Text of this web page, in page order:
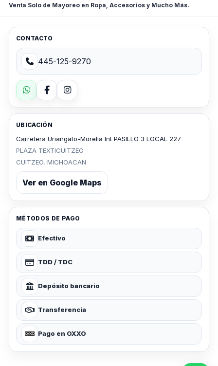
Venta Solo de Mayoreo en Ropa, Accesorios y Mucho Más.
CONTACTO
445-125-9270
UBICACIÓN
Carretera Uriangato-Morelia Int PASILLO 3 LOCAL 227
PLAZA TEXTICUITZEO
CUITZEO, MICHOACAN
Ver en Google Maps
MÉTODOS DE PAGO
Efectivo
TDD / TDC
Depósito bancario
Transferencia
Pago en OXXO